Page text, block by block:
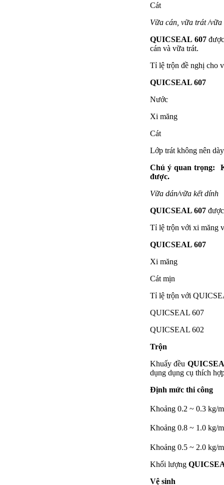
Cát 1.5
Vữa cán, vữa trát /vữa
QUICSEAL 607
cán và vữa trát.
Tỉ lệ trộn đề nghị cho
QUICSEAL
Nước 3
Xi măng 8
Cát 24
Lớp trát không nên
Chú ý quan trọng:
được.
Vữa dán/vữa kết dính
QUICSEAL 607
Tỉ lệ trộn với xi măng
QUICSEAL 607
Xi măng
Cát mịn
Tỉ lệ trộn với
QUICSEAL
QUICSEAL
Trộn
Khuấy đều
dụng dụng cụ thích
Định mức thi công
Khoảng 0.2 ~ 0.3 kg/m
Khoảng 0.8 ~ 1.0 kg/m
Khoảng 0.5 ~ 2.0 kg/m
Khối lượng
Vệ sinh